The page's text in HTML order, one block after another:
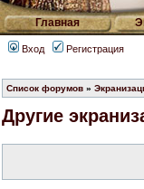
Главная
Вход Регистрация
Список форумов »
Другие